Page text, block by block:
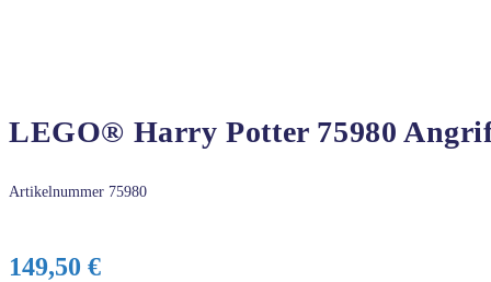
LEGO® Harry Potter 75980
Artikelnummer 75980
149,50 €